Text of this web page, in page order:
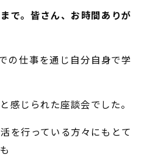
で。皆さん、お時間ありが
の仕事を通じ自分自身で学
感じられた座談会でした。
を行っている方々にもとて